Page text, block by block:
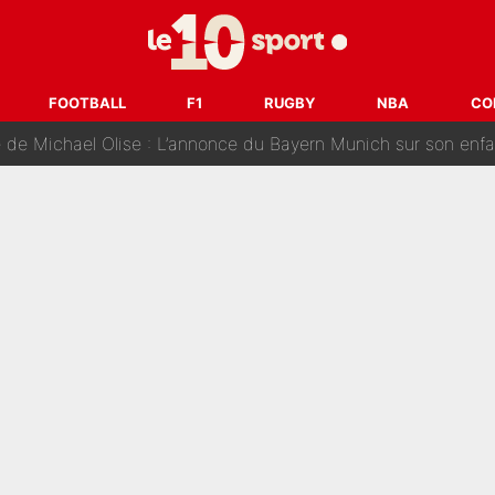
FOOTBALL F1 RUGBY NBA
au PSG, Ferran Torres a enfin pris sa décision : La course
Didier Deschamps en équipe de France : «Je m’en suis voulu»,
Michael Olise : L’annonce du Bayern Munich sur son